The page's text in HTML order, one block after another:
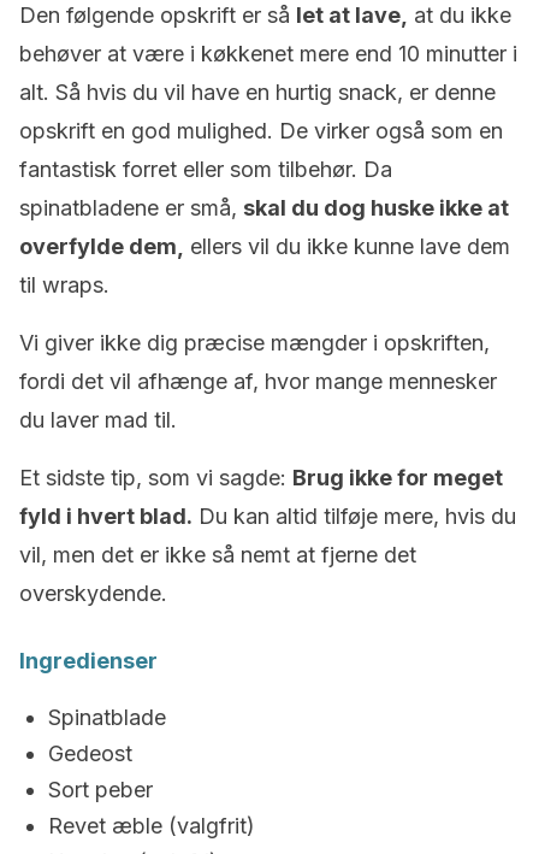
Den følgende opskrift er så let at lave, at du ikke
behøver at være i køkkenet mere end 10 minutter i
alt. Så hvis du vil have en hurtig snack, er denne
opskrift en god mulighed. De virker også som en
fantastisk forret eller som tilbehør. Da
spinatbladene er små, skal du dog huske ikke at
overfylde dem,
ellers vil du ikke kunne lave dem
til wraps.
Vi giver ikke dig præcise mængder i opskriften,
fordi det vil afhænge af, hvor mange mennesker
du laver mad til.
Et sidste tip, som vi sagde: Brug ikke for meget
fyld i hvert blad. Du kan altid tilføje mere, hvis du
vil, men det er ikke så nemt at fjerne det
overskydende.
Ingredienser
Spinatblade
Gedeost
Sort peber
Revet æble (valgfrit)